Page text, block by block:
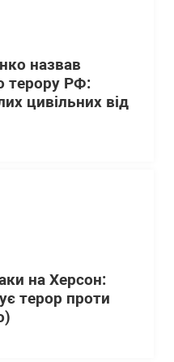
назвав
терору РФ:
цивільних від
на Херсон:
терор проти